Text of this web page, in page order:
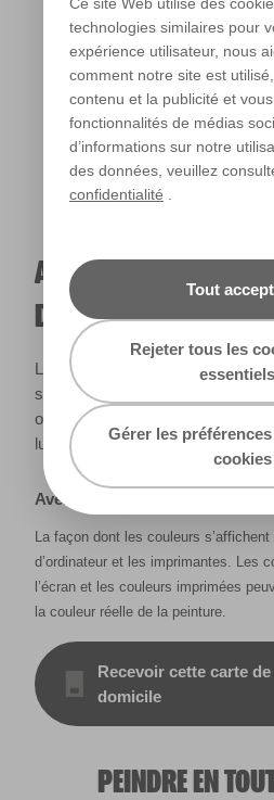
technologies similaires pour
expérience utilisateur, nous
comment notre site est
contenu et la publicité et
fonctionnalités de médias
d’informations sur notre
des données, veuillez
confidentialité
Tout
Rejeter tous les
essentiels
Gérer les
cookies
Lumière
A QUOI RESSEMBLERA
DANS VOTRE MAISON ?
La lumière naturelle et l’éclairage
sur le rendu des couleurs dans
outil pour voir le rendu de votre
lumière.
Avertissement
La façon dont les couleurs
d’ordinateur et les imprimantes. Les
l’écran et les couleurs imprimées
la couleur réelle de la peinture.
Recevoir cette carte
domicile
PEINDRE EN